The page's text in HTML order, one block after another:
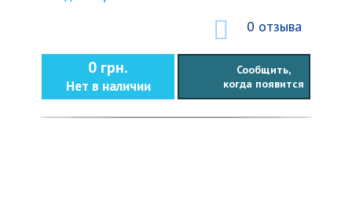
0 отзыва
0 грн.
Нет в наличии
Сообщить,
когда появится